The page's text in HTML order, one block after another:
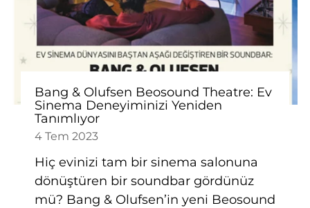
Bang & Olufsen Beosound Theatre: Ev
Sinema Deneyiminizi Yeniden
Tanımlıyor
4 Tem 2023
Hiç evinizi tam bir sinema salonuna
dönüştüren bir soundbar gördünüz
mü? Bang & Olufsen’in yeni Beosound